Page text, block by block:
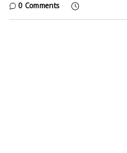
0 Comments